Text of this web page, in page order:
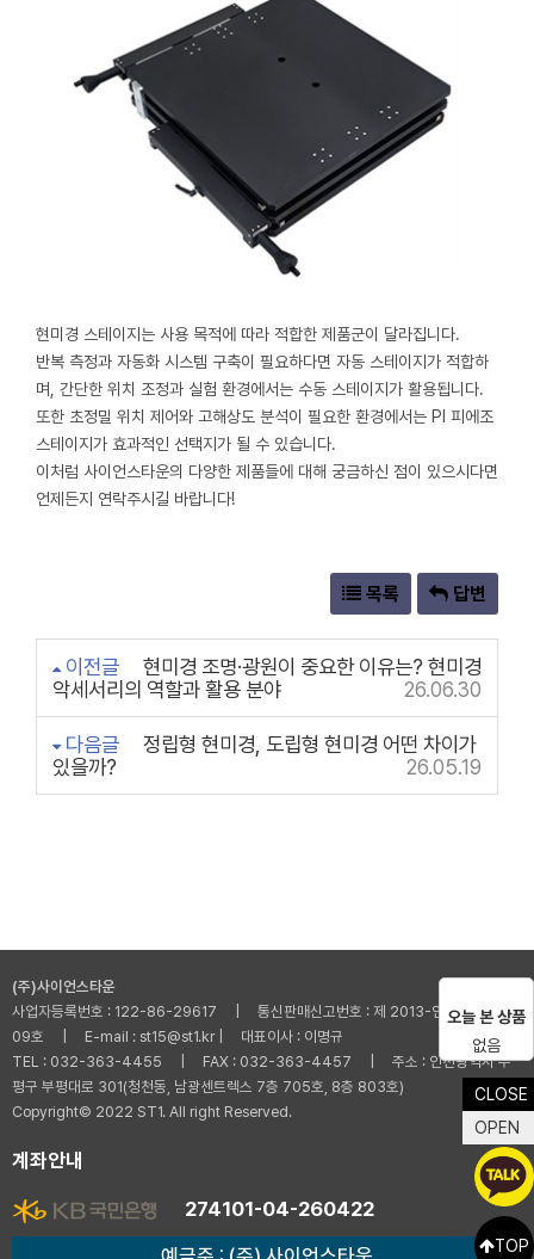
현미경 스테이지는 사용 목적에 따라 적합한 제품군이 달라집니다.
반복 측정과 자동화 시스템 구축이 필요하다면 자동 스테이지가 적합하
며, 간단한 위치 조정과 실험 환경에서는 수동 스테이지가 활용됩니다.
또한 초정밀 위치 제어와 고해상도 분석이 필요한 환경에서는 PI 피에조
스테이지가 효과적인 선택지가 될 수 있습니다.
이처럼 사이언스타운의 다양한 제품들에 대해 궁금하신 점이 있으시다면
언제든지 연락주시길 바랍니다!
목록 답변
이전글
현미경 조명·광원이 중요한 이유는? 현미경
악세서리의 역할과 활용 분야
26.06.30
다음글
정립형 현미경, 도립형 현미경 어떤 차이가
있을까?
26.05.19
(주)사이언스타운
사업자등록번호 : 122-86-29617 | 통신판매신고번호 : 제 2013-인천부평-001
09호 | E-mail : st15@st1.kr | 대표이사 : 이명규
TEL : 032-363-4455 | FAX : 032-363-4457 | 주소 : 인천광역시 부
평구 부평대로 301(청천동, 남광센트렉스 7층 705호, 8층 803호)
Copyright© 2022 ST1. All right Reserved.
계좌안내
274101-04-260422
CLOSE
OPEN
오늘 본 상품
없음
TOP